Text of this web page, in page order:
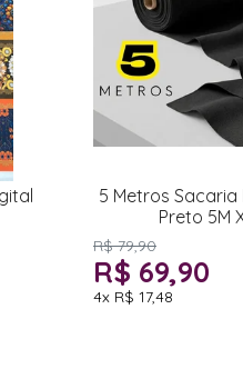
5 Metros Sacaria
Preto 5M
R$ 79,90
R$ 69,90
4x R$ 17,48